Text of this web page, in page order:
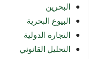
البحرين
البيوع البحرية
التجارة الدولية
التحليل القانوني